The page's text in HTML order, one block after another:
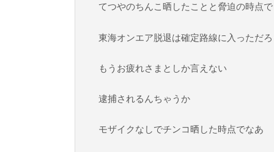
てつやのちんこ晒したことと脅迫の時点で
東海オンエア脱退は確定路線に入っただろ
もうお疲れさまとしか言えない
逮捕されるんちゃうか
モザイクなしでチンコ晒した時点でなあ